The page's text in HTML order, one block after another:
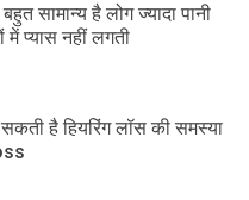
सामान्य है लोग ज्यादा पानी
में प्यास नहीं लगती
है हियरिंग लॉस की समस्या